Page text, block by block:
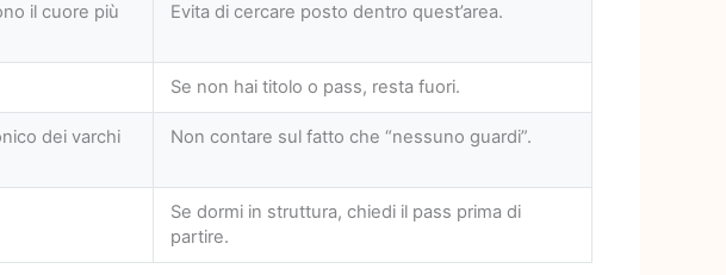
il cuore più
Evita di cercare posto dentro quest’area.
Se non hai titolo o pass, resta fuori.
dei varchi
Non contare sul fatto che “nessuno guardi”.
Se dormi in struttura, chiedi il pass prima di
partire.